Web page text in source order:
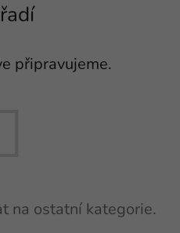
připravujeme.
na ostatní kategorie.